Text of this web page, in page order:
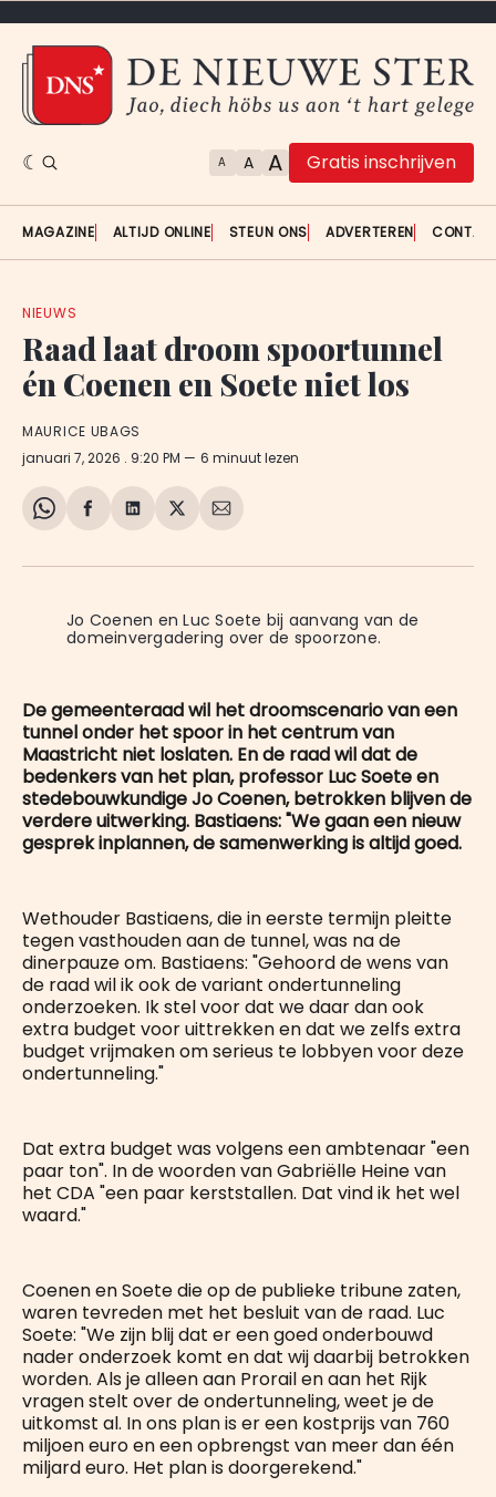
A A A Gratis inschrijven
MAGAZINE ALTIJD ONLINE STEUN ONS ADVERTEREN
NIEUWS
Raad laat droom spoortunnel
én Coenen en Soete niet los
MAURICE UBAGS
januari 7, 2026 . 9:20 PM 6 minuut lezen
Share
WhatsApp
Delen
Facebook
Delen
LinkedIn
Share
X
Deel
E-
Jo Coenen en Luc Soete bij aanvang van de
domeinvergadering over de spoorzone.
De gemeenteraad wil het droomscenario van een
tunnel onder het spoor in het centrum van
Maastricht niet loslaten. En de raad wil dat de
bedenkers van het plan, professor Luc Soete en
stedebouwkundige Jo Coenen, betrokken blijven de
verdere uitwerking. Bastiaens: "We gaan een nieuw
gesprek inplannen, de samenwerking is altijd goed.
Wethouder Bastiaens, die in eerste termijn pleitte
tegen vasthouden aan de tunnel, was na de
dinerpauze om. Bastiaens: "Gehoord de wens van
de raad wil ik ook de variant ondertunneling
onderzoeken. Ik stel voor dat we daar dan ook
extra budget voor uittrekken en dat we zelfs extra
budget vrijmaken om serieus te lobbyen voor deze
ondertunneling."
Dat extra budget was volgens een ambtenaar "een
paar ton". In de woorden van Gabriëlle Heine van
het CDA "een paar kerststallen. Dat vind ik het wel
waard."
Coenen en Soete die op de publieke tribune zaten,
waren tevreden met het besluit van de raad. Luc
Soete: "We zijn blij dat er een goed onderbouwd
nader onderzoek komt en dat wij daarbij betrokken
worden. Als je alleen aan Prorail en aan het Rijk
vragen stelt over de ondertunneling, weet je de
uitkomst al. In ons plan is er een kostprijs van 760
miljoen euro en een opbrengst van meer dan één
miljard euro. Het plan is doorgerekend."